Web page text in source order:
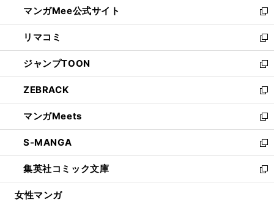
く
ド
ウ
で
開
く
ィ
ン
ド
ウ
で
開
く
い
ウ
ィ
ン
ド
ウ
で
開
く
マンガMee公式サイト
新
し
い
ウ
ィ
ン
ド
ウ
で
開
く
リマコミ
新
し
い
ウ
ィ
ン
ド
ウ
で
開
く
ジャンプTOON
新
し
い
ウ
ィ
ン
ド
ウ
で
開
ZEBRACK
新
し
い
ウ
ィ
ン
ド
ウ
マンガMeets
新
し
い
ウ
ィ
ン
S-MANGA
新
し
い
ウ
集英社コミック文庫
新
し
女性マンガ